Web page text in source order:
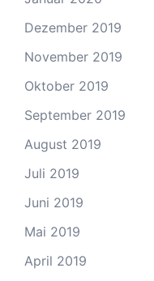
Dezember 2019
November 2019
Oktober 2019
September 2019
August 2019
Juli 2019
Juni 2019
Mai 2019
April 2019